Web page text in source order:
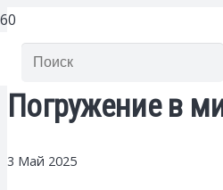
Погружение в
3 Май 2025